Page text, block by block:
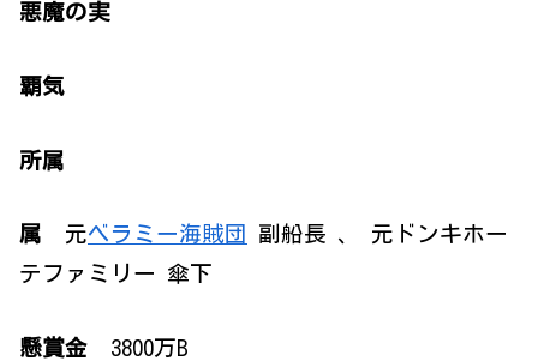
悪魔の実
覇気
所属
属 元ベラミー海賊団
副船長 、 元ドンキホー
テファミリー 傘下
懸賞金 3800万B